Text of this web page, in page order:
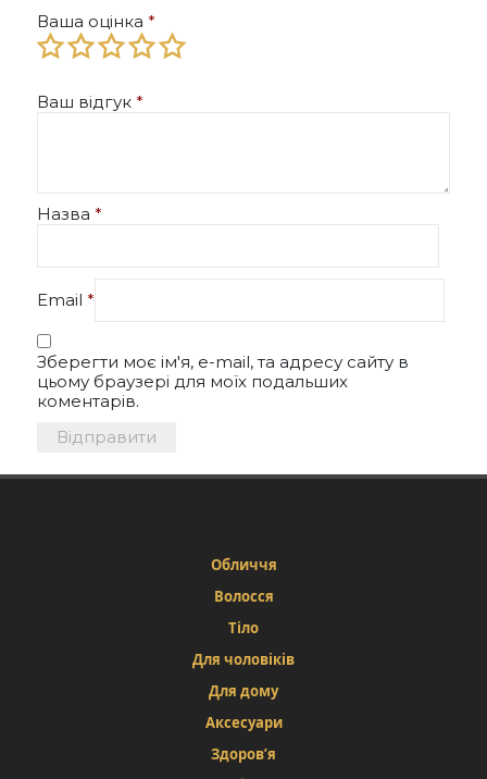
Ваша оцінка *
Ваш відгук *
Назва *
Email *
Зберегти моє ім'я, e-mail, та адресу сайту в
цьому браузері для моїх подальших
коментарів.
Обличчя
Волосся
Тіло
Для чоловіків
Для дому
Аксесуари
Здоров’я